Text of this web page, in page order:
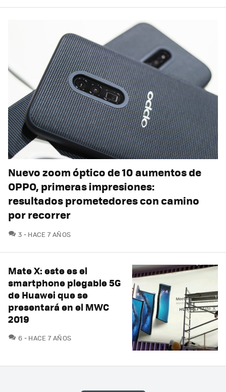
Nuevo zoom óptico de 10 aumentos de
OPPO, primeras impresiones:
resultados prometedores con camino
por recorrer
3 COMENTARIOS
HACE 7 AÑOS
Mate X: este es el
smartphone plegable 5G
de Huawei que se
presentará en el MWC
2019
6 COMENTARIOS
HACE 7 AÑOS